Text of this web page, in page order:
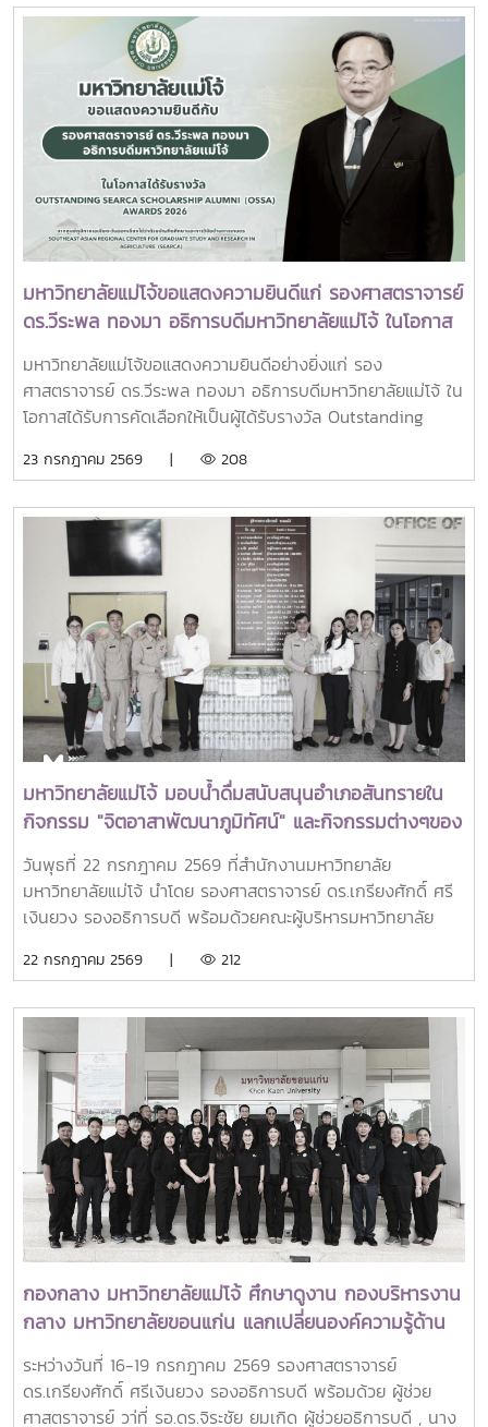
พระบรมราชชนนีพันปีหลวง ณ พระที่นั่งดุสิตมหาปราสาท
พระบรมมหาราชวัง และเข้ากราบถวายบังคมพระศพสมเด็จ
พระเจ้าลูกเธอ เจ้าฟ้าพัชรกิติยาภา นเรนทิราเทพยวดี กรมหลวง
ราชสาริณีสิริพัชร มหาวัชรราชธิดา ณ พระที่นั่งพิมานรัตยา
พระบรมมหาราชวังการเข้าร่วมพิธีในครั้งนี้ นับเป็นพระ
มหากรุณาธิคุณล้นเกล้าล้นกระหม่อมแก่คณะผู้บริหาร
มหาวิทยาลัย สมาคมศิษย์เก่า และบุคลากร มหาวิทยาลัยแม่โจ้ที่ได้
ร่วมแสดงความจงรักภักดี ถวายความอาลัยและน้อมรำลึกในพระ
มหากรุณาธิคุณอย่างหาที่สุดมิได้
มหาวิทยาลัยแม่โจ้ขอแสดงความยินดีแก่ รองศาสตราจารย์
ดร.วีระพล ทองมา อธิการบดีมหาวิทยาลัยแม่โจ้ ในโอกาส
ได้รับรางวัล Outstanding SEARCA Scholarship
Alumni (OSSA) Awards 2026
มหาวิทยาลัยแม่โจ้ขอแสดงความยินดีอย่างยิ่งแก่ รอง
ศาสตราจารย์ ดร.วีระพล ทองมา อธิการบดีมหาวิทยาลัยแม่โจ้ ใน
โอกาสได้รับการคัดเลือกให้เป็นผู้ได้รับรางวัล Outstanding
ศูนย์ภูมิภาคเอเชียตะวันออกเฉียงใต้ว่าด้วยบัณฑิตศึกษาและการ
for Graduate Study and Research in Agriculture
(SEARCA) นับเป็นรางวัลเกียรติยศระดับภูมิภาคที่มอบแก่ศิษย์
เก่าทุน SEARCA ผู้มีความสำเร็จโดดเด่นทางวิชาชีพ มีภาวะผู้นำ
และสร้างคุณูปการสำคัญต่อการพัฒนาการเกษตร ชนบท ชุมชน
และสังคมอย่างยั่งยืนรางวัล Outstanding SEARCA
Scholarship Alumni (OSSA) จัดตั้งขึ้นเพื่อเชิดชูเกียรติศิษย์
เก่าผู้ได้รับทุนการศึกษาระดับบัณฑิตศึกษาจาก SEARCA ซึ่งได้
นำองค์ความรู้ ประสบการณ์ และศักยภาพที่ได้รับจากการศึกษา
ไปสร้างคุณประโยชน์ต่อองค์กร ชุมชน ประเทศ และภูมิภาคเอเชีย
ตะวันออกเฉียงใต้ ตลอดจนเป็นแบบอย่างที่สะท้อนค่านิยมและ
ปรัชญาของ SEARCA ผ่านความสำเร็จในวิชาชีพ การบริการ
สาธารณะ และการอุทิศตนเพื่อส่วนรวมในปี 2026 การพิจารณา
รางวัลครอบคลุมผลงานสำคัญ 4 ด้าน ได้แก่ การสอน
(Teaching) การวิจัย (Research) การบริการสาธารณะและการ
พัฒนาชุมชน (Public Service and Community
Development) และธุรกิจการเกษตรและการเป็นผู้ประกอบการ
กับผลงานที่สามารถสร้างผลกระทบอย่างเป็นรูปธรรมต่อการ
รางวัล OSSA Awards 2026 มีความสำคัญเป็นพิเศษ เนื่องจาก
จัดขึ้นในวาระเฉลิมฉลอง ครบรอบ 60 ปีของ SEARCA ซึ่งเป็น
องค์กรระดับภูมิภาคภายใต้ the Southeast Asian Ministers
of Education (SEAMEO) และมีบทบาทสำคัญในการพัฒนา
ศักยภาพบุคลากร ส่งเสริมการศึกษาและการวิจัย ตลอดจนสร้าง
เครือข่ายความร่วมมือเพื่อการพัฒนาการเกษตรและชนบทใน
ภูมิภาคเอเชียตะวันออกเฉียงใต้มาอย่างต่อเนื่องจากศิษย์เก่าทุน
DAAD–SEARCA สู่ผู้นำมหาวิทยาลัยด้านการเกษตรรอง
ศาสตราจารย์ ดร.วีระพล ทองมา เป็นศิษย์เก่าของ University
of the Philippines Los Baños (UPLB) ประเทศฟิลิปปินส์
โดยได้รับทุนการศึกษาระดับปริญญาเอกจาก German
Academic Exchange Service (DAAD)–SEARCA
Scholarship และสำเร็จการศึกษาระดับ Doctor of Philosophy
(Ph.D.) in Extension Education จาก University of the
Philippines Los Baños ในปี ค.ศ. 2001ประสบการณ์ทาง
วิชาการและการสร้างเครือข่ายความร่วมมือระหว่างประเทศในช่วง
23 กรกฎาคม 2569 | 208
มหาวิทยาลัยแม่โจ้ มอบน้ำดื่มสนับสนุนอำเภอสันทรายใน
กิจกรรม "จิตอาสาพัฒนาภูมิทัศน์" และกิจกรรมต่างๆของ
อำเภอสันทราย
วันพุธที่ 22 กรกฎาคม 2569 ที่สำนักงานมหาวิทยาลัย
มหาวิทยาลัยแม่โจ้ นำโดย รองศาสตราจารย์ ดร.เกรียงศักดิ์ ศรี
เงินยวง รองอธิการบดี พร้อมด้วยคณะผู้บริหารมหาวิทยาลัย
จำนวน 100 แพ็ค เพื่อใช้ในกิจกรรม “จิตอาสาพัฒนาภูมิทัศน์
สำคัญของชาติไทย เพื่อเฉลิมพระเกียรติพระบาทสมเด็จ
พระเจ้าอยู่หัว เนื่องในโอกาสวันเฉลิมพระชนมพรรษา 28
กรกฎาคม 2569 พร้อมทั้งสนับสนุนโครงการ “ชาวเชียงใหม่ปลูก
ป่า รักษ์โลก เพิ่มพื้นที่สีเขียวสู่ชุมชน” แก่ผู้เข้าร่วมกิจกรรมและ
ประชาชนที่มาใช้บริการ
22 กรกฎาคม 2569 | 212
กองกลาง มหาวิทยาลัยแม่โจ้ ศึกษาดูงาน กองบริหารงาน
กลาง มหาวิทยาลัยขอนแก่น แลกเปลี่ยนองค์ความรู้ด้าน
AI เพื่อยกระดับการบริหารจัดการองค์กรสมัยใหม่ และแลก
เปลี่ยนเรียนรู้ด้านการประยุกต์ใช้ AI ในการปฎิบัติงาน
ระหว่างวันที่ 16-19 กรกฎาคม 2569 รองศาสตราจารย์
ดร.เกรียงศักดิ์ ศรีเงินยวง รองอธิการบดี พร้อมด้วย ผู้ช่วย
ศาสตราจารย์ วา่ที่ รอ.ดร.จิระชัย ยมเกิด ผู้ช่วยอธิการบดี , นาง